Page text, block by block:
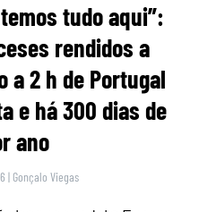
tudo aqui”:
rendidos a
a 2 h de Portugal
e há 300 dias de
ano
| Gonçalo Viegas